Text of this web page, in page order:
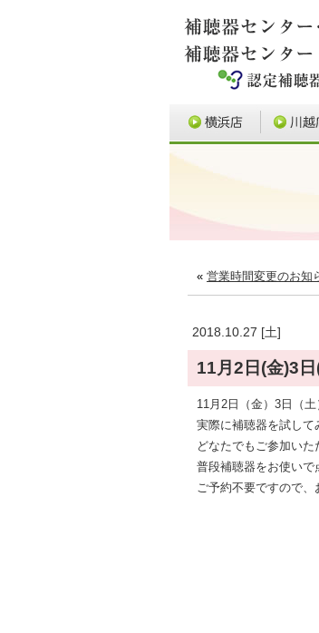
« 営業時間変更のお知
2018.10.27 [土]
11月2日(金)3
11月2日（金）3日（
実際に補聴器を試し
どなたでもご参加いた
普段補聴器をお使いで
ご予約不要ですので、